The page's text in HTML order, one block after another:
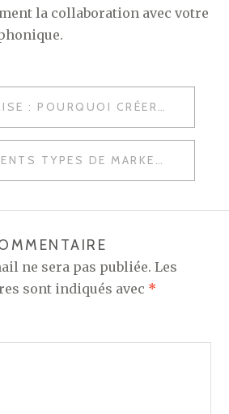
la collaboration avec votre
CRÉER VOTRE SITE INTERNET ?
LES DIFFÉRENTS TYPES DE MARKETING ONLINE
ne sera pas publiée. Les
sont indiqués avec *